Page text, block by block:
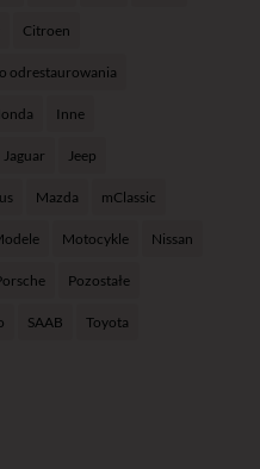
Citroen
odrestaurowania
Inne
Jaguar Jeep
Mazda mClassic
Motocykle Nissan
Pozostałe
SAAB Toyota